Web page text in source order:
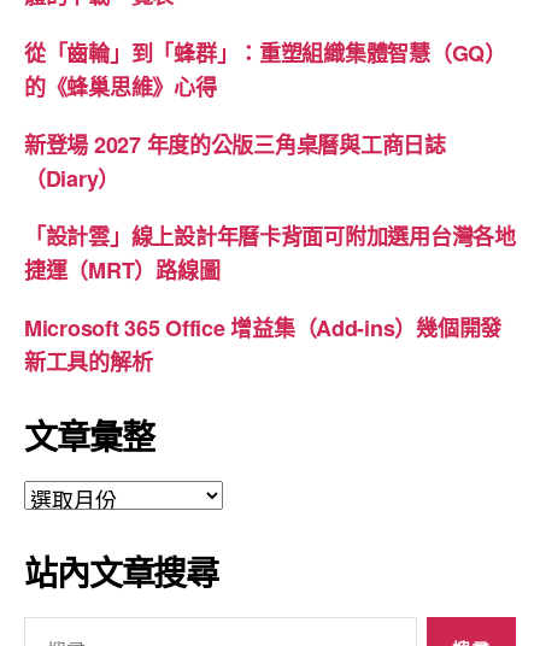
從「齒輪」到「蜂群」：重塑組織集體智慧（GQ）
的《蜂巢思維》心得
新登場 2027 年度的公版三角桌曆與工商日誌
（Diary）
「設計雲」線上設計年曆卡背面可附加選用台灣各地
捷運（MRT）路線圖
Microsoft 365 Office 增益集（Add-ins）幾個開發
新工具的解析
文章彙整
文
彙
整
站內文章搜尋